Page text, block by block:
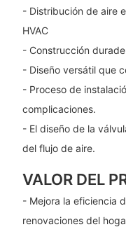
- Distribución de aire
HVAC
- Construcción
- Diseño versátil que
- Proceso de
complicaciones.
- El diseño de la
del flujo de aire.
VALOR DEL
- Mejora la eficiencia
renovaciones del